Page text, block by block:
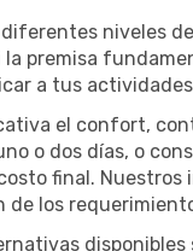
niveles
premisa
a tus
el confort,
o dos días, o
final.
los